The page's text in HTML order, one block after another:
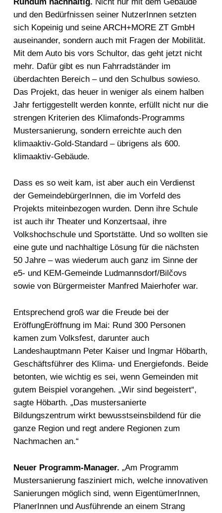
und den Bedürfnissen seiner NutzerInnen setzten
sich Kopeinig und seine ARCH+MORE ZT GmbH
auseinander, sondern auch mit Fragen der Mobilität.
Mit dem Auto bis vors Schultor, das geht jetzt nicht
mehr. Dafür gibt es nun Fahrradständer im
überdachten Bereich – und den Schulbus sowieso.
Das Projekt, das heuer in weniger als einem halben
Jahr fertiggestellt werden konnte, erfüllt nicht nur die
strengen Kriterien des Klimafonds-Programms
Mustersanierung, sondern erreichte auch den
klimaaktiv-Gold-Standard – übrigens als 600.
klimaaktiv-Gebäude.
Dass es so weit kam, ist aber auch ein Verdienst
der GemeindebürgerInnen, die im Vorfeld des
Projekts miteinbezogen wurden. Denn ihre Schule
ist auch ihr Theater und Konzertsaal, ihre
Volkshochschule und Sportstätte. Und so wollten sie
eine gute und nachhaltige Lösung für die nächsten
50 Jahre – was wiederum auch ganz im Sinne der
e5- und KEM-Gemeinde Ludmannsdorf/Bilčovs
sowie von Bürgermeister Manfred Maierhofer war.
Entsprechend groß war die Freude bei der
EröffungEröffnung im Mai: Rund 300 Personen
kamen zum Volksfest, darunter auch
Landeshauptmann Peter Kaiser und Ingmar Höbarth,
Geschäftsführer des Klima- und Energiefonds. Beide
betonten, wie wichtig es sei, wenn Gemeinden mit
gutem Beispiel vorangehen. „Wir sind begeistert“,
sagte Höbarth. „Das mustersanierte
Bildungszentrum wirkt bewusstseinsbildend für die
ganze Region und regt andere Regionen zum
Nachmachen an.“
Neuer Programm-Manager. „Am Programm
Mustersanierung fasziniert mich, welche innovativen
Sanierungen möglich sind, wenn EigentümerInnen,
PlanerInnen und Ausführende an einem Strang